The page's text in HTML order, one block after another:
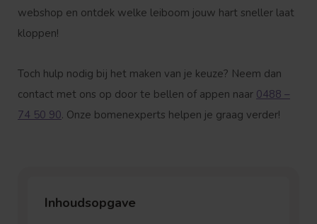
Inhoudsopgave
webshop en ontdek welke leiboom jouw hart sneller laat
kloppen!
Toch hulp nodig bij het maken van je keuze? Neem dan
contact met ons op door te bellen of appen naar 0488 –
74 50 90. Onze bomenexperts helpen je graag verder!